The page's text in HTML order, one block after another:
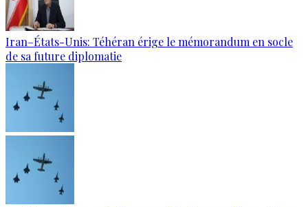
Iran–États-Unis: Téhéran érige le mémorandum en socle
de sa future diplomatie